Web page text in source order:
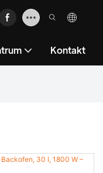
Kontakt